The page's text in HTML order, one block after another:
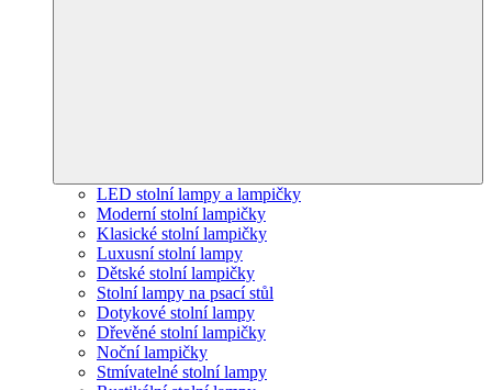
LED stolní lampy a lampičky
Moderní stolní lampičky
Klasické stolní lampičky
Luxusní stolní lampy
Dětské stolní lampičky
Stolní lampy na psací stůl
Dotykové stolní lampy
Dřevěné stolní lampičky
Noční lampičky
Stmívatelné stolní lampy